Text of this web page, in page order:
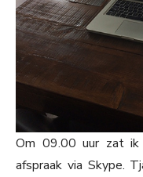
Om 09.00 uur zat
afspraak via Skype.